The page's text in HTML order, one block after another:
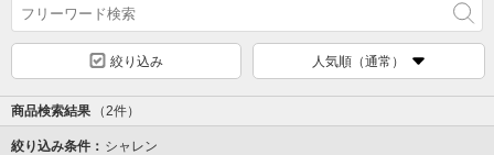
絞り込み 人気順（通常）
商品検索結果 （2件）
絞り込み条件： シャレン